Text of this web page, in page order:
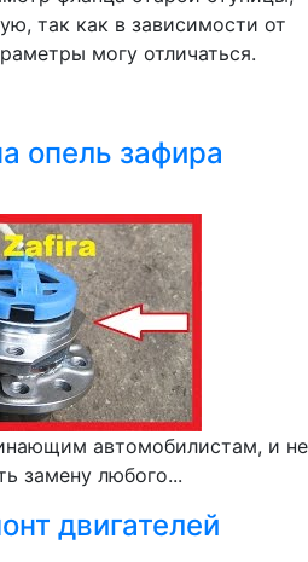
так как в зависимости от
могу отличаться.
опель зафира
автомобилистам, и не
замену любого...
двигателей